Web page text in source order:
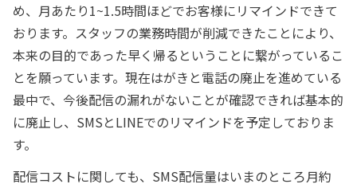
め、月あたり1~1.5時間ほどでお客様にリマインドできて
おります。スタッフの業務時間が削減できたことにより、
本来の目的であった早く帰るということに繋がっているこ
とを願っています。現在はがきと電話の廃止を進めている
最中で、今後配信の漏れがないことが確認できれば基本的
に廃止し、SMSとLINEでのリマインドを予定しておりま
す。
配信コストに関しても、SMS配信量はいまのところ月約